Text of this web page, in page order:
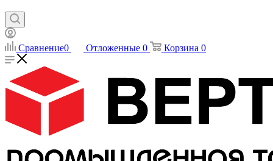
Сравнение0 Отложенные 0 Корзина 0